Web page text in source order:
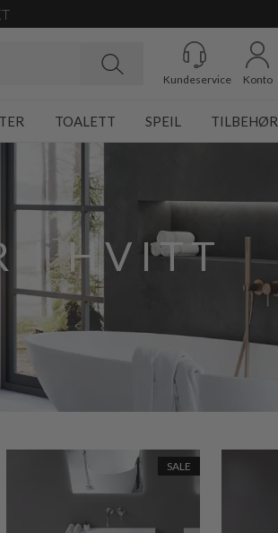
Kundeservice Konto
TOALETT SPEIL TILBEHØR
I HVITT
SALE